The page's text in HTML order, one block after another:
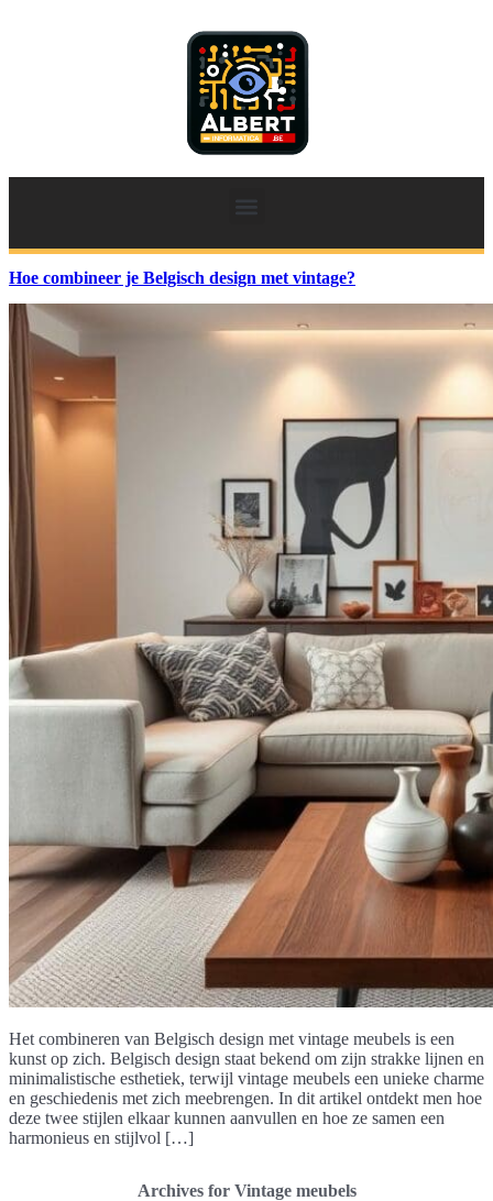
Hoe combineer je Belgisch design met vintage?
Het combineren van Belgisch design met vintage meubels is een
kunst op zich. Belgisch design staat bekend om zijn strakke lijnen en
minimalistische esthetiek, terwijl vintage meubels een unieke charme
en geschiedenis met zich meebrengen. In dit artikel ontdekt men hoe
deze twee stijlen elkaar kunnen aanvullen en hoe ze samen een
harmonieus en stijlvol […]
Archives for Vintage meubels